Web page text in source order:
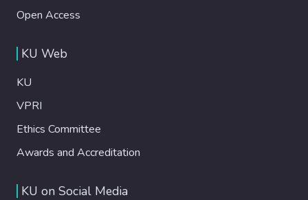
Open Access
KU Web
KU
VPRI
Ethics Committee
Awards and Accreditation
KU on Social Media